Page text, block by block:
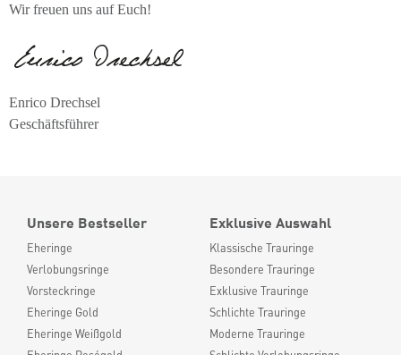
Wir freuen uns auf Euch!
Enrico Drechsel
Geschäftsführer
Unsere Bestseller
Eheringe
Verlobungsringe
Vorsteckringe
Eheringe Gold
Eheringe Weißgold
Exklusive Auswahl
Klassische Trauringe
Besondere Trauringe
Exklusive Trauringe
Schlichte Trauringe
Moderne Trauringe